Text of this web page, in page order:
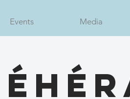
Events Media